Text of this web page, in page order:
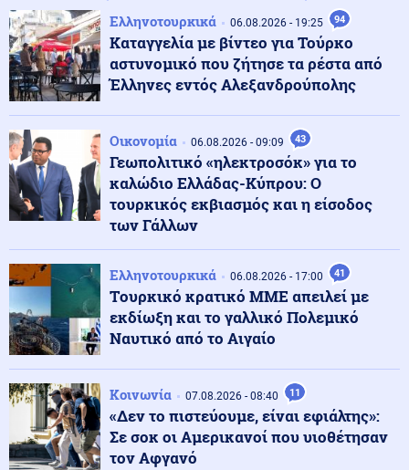
Αθλητισμός
Στην Ακαδημία ποδοσφαίρου του Ολυμπιακού ο
20χρονος γιος του Τζιοβάνι
Κοινωνία
Πανεπιστήμιο Θεσσαλίας: Χρηματοδότηση ύψους 2,3
εκατ. ευρώ για τη φοιτητική στέγη
ΗΠΑ 07.08.2026 - 17:06
Η Amazon προετοιμάζει τη συνέχεια του ντοκιμαντέρ
Εσωτερική Ασφάλεια 07.08.2026 - 17:04
Φωτιά στο Μαρκόπουλο Αττικής
Κοινωνία 07.08.2026 - 16:52
Φωτιά στο Μονοπήγαδο Θεσσαλονίκης - Επιχειρούν 6
εναέρια
Ελληνοτουρκικά 06.08.2026 - 19:25 94
Καταγγελία με βίντεο για Τούρκο
αστυνομικό που ζήτησε τα ρέστα από
Έλληνες εντός Αλεξανδρούπολης
Οικονομία 06.08.2026 - 09:09 43
Γεωπολιτικό «ηλεκτροσόκ» για το
καλώδιο Ελλάδας-Κύπρου: Ο
τουρκικός εκβιασμός και η είσοδος
των Γάλλων
Ελληνοτουρκικά 06.08.2026 - 17:00 41
Tουρκικό κρατικό ΜΜΕ απειλεί με
εκδίωξη και το γαλλικό Πολεμικό
Ναυτικό από το Αιγαίο
Κοινωνία 07.08.2026 - 08:40 11
«Δεν το πιστεύουμε, είναι εφιάλτης»:
Σε σοκ οι Αμερικανοί που υιοθέτησαν
τον Αφγανό